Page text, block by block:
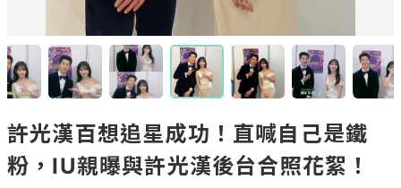
許光漢百想追星成功！直喊自己是鐵
粉，IU親曝與許光漢後台合照花絮！